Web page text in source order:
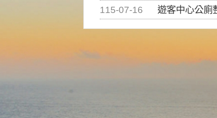
115-07-16
遊客中心公廁